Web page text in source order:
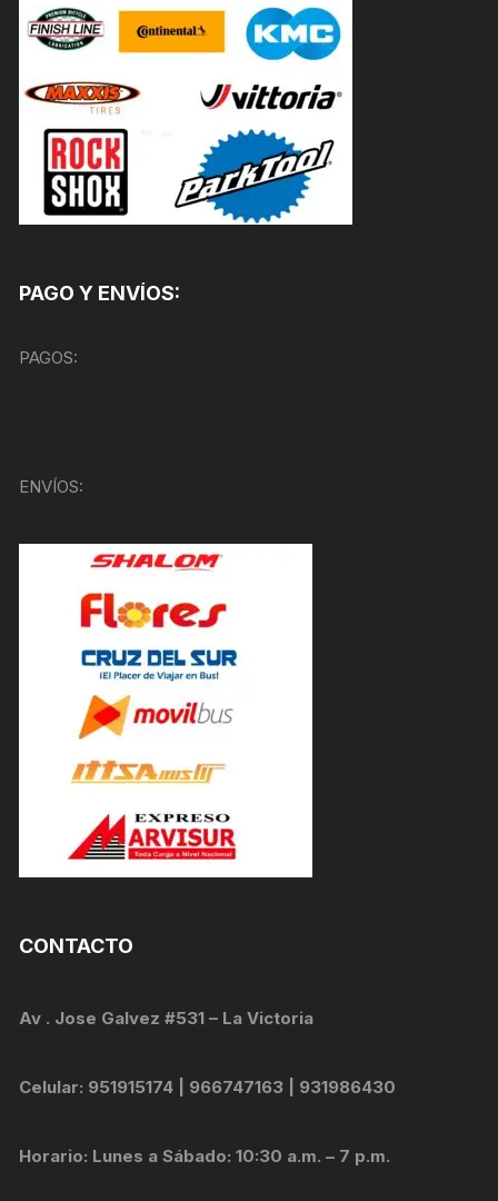
PAGO Y ENVÍOS:
PAGOS:
ENVÍOS:
CONTACTO
Av . Jose Galvez #531 – La Victoria
Celular: 951915174 | 966747163 | 931986430
Horario: Lunes a Sábado: 10:30 a.m. – 7 p.m.